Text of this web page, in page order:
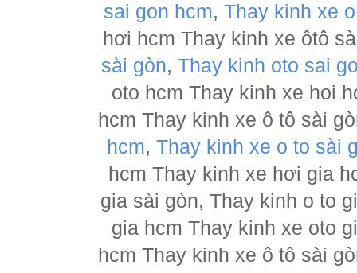
sai gon hcm,Thay kinh xe
hơi hcm Thay kinh xe ôtô
sài gòn, Thay kinh oto sai
oto hcm Thay kinh xe hoi
hcm Thay kinh xe ô tô sài
hcm, Thay kinh xe o to sài
hcm Thay kinh xe hơi gia
gia sài gòn, Thay kinh o to
gia hcm Thay kinh xe oto
hcm Thay kinh xe ô tô sài